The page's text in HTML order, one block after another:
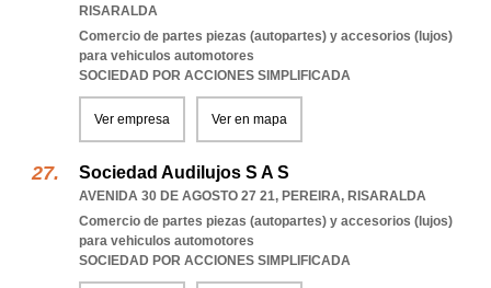
RISARALDA
Comercio de partes piezas (autopartes) y accesorios (lujos)
para vehiculos automotores
SOCIEDAD POR ACCIONES SIMPLIFICADA
Ver empresa Ver en mapa
Sociedad Audilujos S A S
AVENIDA 30 DE AGOSTO 27 21, PEREIRA, RISARALDA
Comercio de partes piezas (autopartes) y accesorios (lujos)
para vehiculos automotores
SOCIEDAD POR ACCIONES SIMPLIFICADA